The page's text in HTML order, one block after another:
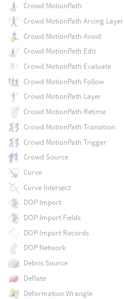
Crowd MotionPath
Crowd MotionPath Arcing Layer
Crowd MotionPath Avoid
Crowd MotionPath Edit
Crowd MotionPath Evaluate
Crowd MotionPath Follow
Crowd MotionPath Layer
Crowd MotionPath Retime
Crowd MotionPath Transition
Crowd MotionPath Trigger
Crowd Source
Curve
Curve Intersect
DOP Import
DOP Import Fields
DOP Import Records
DOP Network
Debris Source
Deflate
Deformation Wrangle